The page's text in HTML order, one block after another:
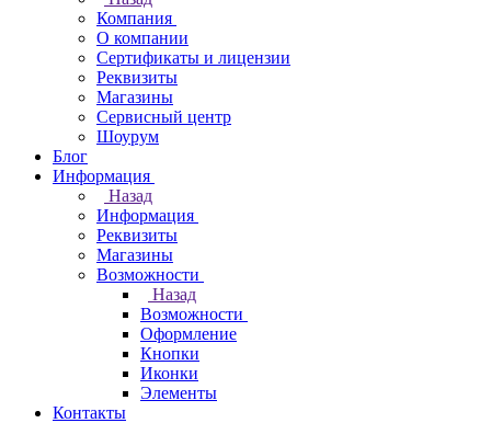
Компания
О компании
Сертификаты и лицензии
Реквизиты
Магазины
Сервисный центр
Шоурум
Блог
Информация
Назад
Информация
Реквизиты
Магазины
Возможности
Назад
Возможности
Оформление
Кнопки
Иконки
Элементы
Контакты